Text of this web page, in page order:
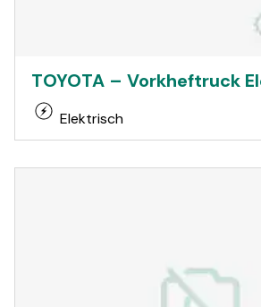
TOYOTA – Vorkheftruck
Elektrisch